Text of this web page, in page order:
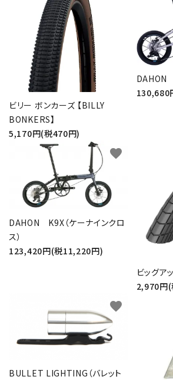
ビリー ボンカーズ 【BILLY
BONKERS】
5,170円(税470円)
DAHON
130,680
DAHON K9X（ケーナインクロ
ス）
123,420円(税11,220円)
favorite
ビッグア
2,970円
BULLET LIGHTING（バレット
favorite